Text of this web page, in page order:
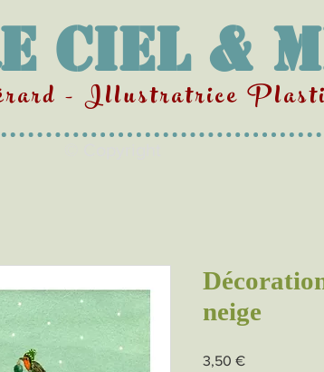
Ciel &
- Illustratrice
neige
3,50 €Prix